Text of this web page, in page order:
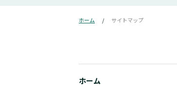
ホーム サイトマップ
ホーム